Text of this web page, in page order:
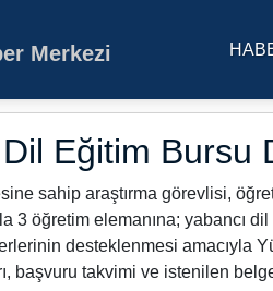
Merkezi
Eğitim Bursu
sahip araştırma görevlisi,
3 öğretim elemanına; yabancı
desteklenmesi amacıyla
başvuru takvimi ve istenilen